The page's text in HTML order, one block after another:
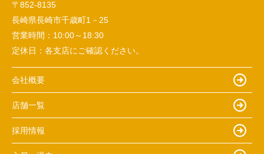
〒852-8135
長崎県長崎市千歳町1－25
営業時間： 10:00～18:30
定休日： 各支店にご確認ください。
会社概要
店舗一覧
採用情報